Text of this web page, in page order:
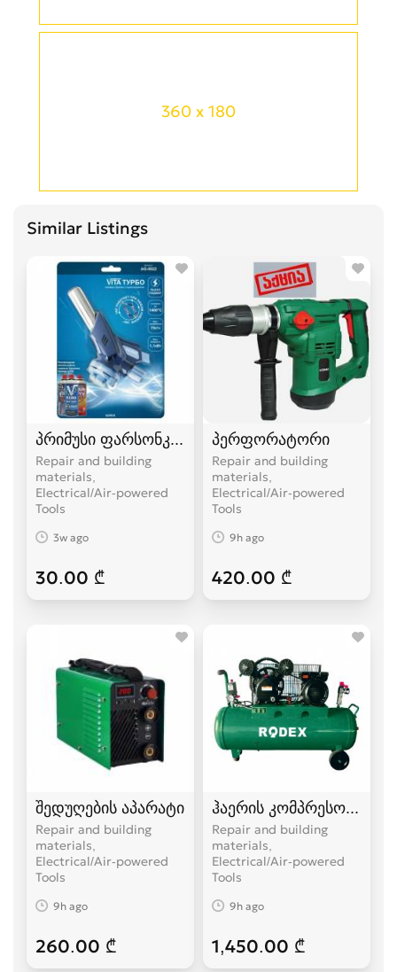
360 x 180
Similar Listings
პრიმუსი ფარსონკა ფუსფუსა
Repair and building
materials,
Electrical/Air-powered
Tools
3w ago
30.00 ₾
პერფორატორი
Repair and building
materials,
Electrical/Air-powered
Tools
9h ago
420.00 ₾
შედუღების აპარატი
Repair and building
materials,
Electrical/Air-powered
Tools
9h ago
260.00 ₾
ჰაერის კომპრესორი
Repair and building
materials,
Electrical/Air-powered
Tools
9h ago
1,450.00 ₾